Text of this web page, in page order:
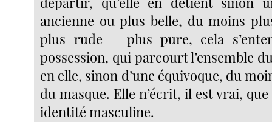
ancienne ou plus belle, du moins
plus rude – plus pure, cela
possession, qui parcourt l’ensemble
en elle, sinon d’une équivoque, du
du masque. Elle n’écrit, il est vrai,
identité masculine.